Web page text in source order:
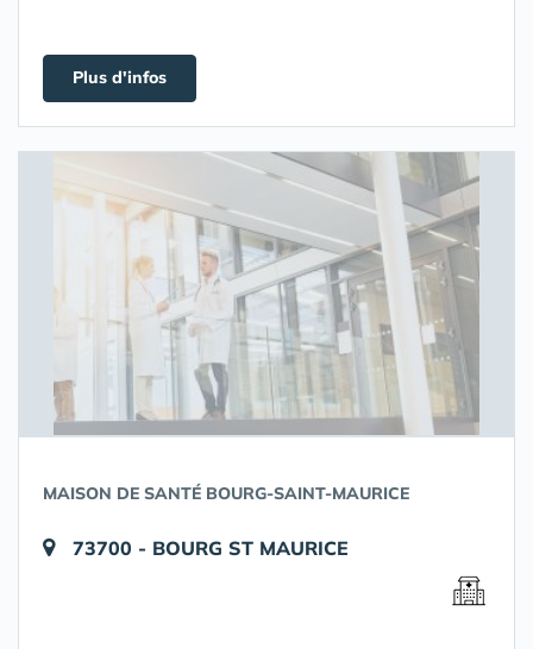
Plus d'infos
MAISON DE SANTÉ BOURG-SAINT-MAURICE
73700 - BOURG ST MAURICE